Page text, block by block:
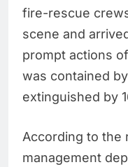
fire-rescue
scene and
prompt actions
was contained
extinguished by
According to the
management